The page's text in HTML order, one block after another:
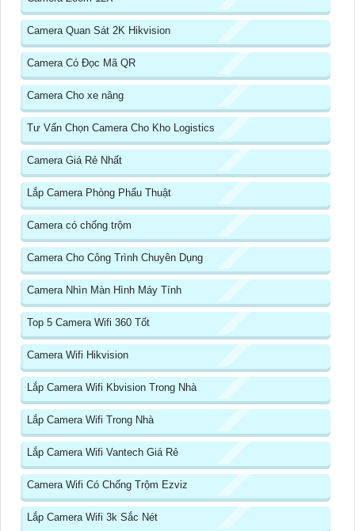
Camera Quan Sát 2K Hikvision
Camera Có Đọc Mã QR
Camera Cho xe nâng
Tư Vấn Chọn Camera Cho Kho Logistics
Camera Giá Rẻ Nhất
Lắp Camera Phòng Phẩu Thuật
Camera có chống trộm
Camera Cho Công Trình Chuyên Dụng
Camera Nhìn Màn Hình Máy Tính
Top 5 Camera Wifi 360 Tốt
Camera Wifi Hikvision
Lắp Camera Wifi Kbvision Trong Nhà
Lắp Camera Wifi Trong Nhà
Lắp Camera Wifi Vantech Giá Rẻ
Camera Wifi Có Chống Trộm Ezviz
Lắp Camera Wifi 3k Sắc Nét